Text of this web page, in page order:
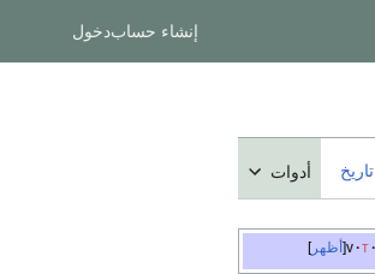
إنشاء حسابدخول
تاريخ أدوات
أظهر v t